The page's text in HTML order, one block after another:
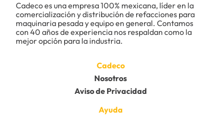
Cadeco es una empresa 100% mexicana, líder en la
comercialización y distribución de refacciones para
maquinaria pesada y equipo en general. Contamos
con 40 años de experiencia nos respaldan como la
mejor opción para la industria.
Cadeco
Nosotros
Aviso de Privacidad
Ayuda